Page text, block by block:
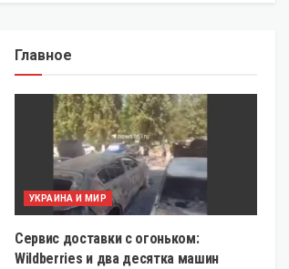
Главное
УКРАИНА И МИР
Сервис доставки с огоньком:
Wildberries и два десятка машин